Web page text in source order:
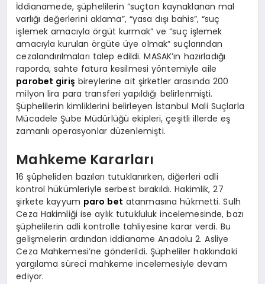
İddianamede, şüphelilerin “suçtan kaynaklanan mal
varlığı değerlerini aklama”, “yasa dışı bahis”, “suç
işlemek amacıyla örgüt kurmak” ve “suç işlemek
amacıyla kurulan örgüte üye olmak” suçlarından
cezalandırılmaları talep edildi. MASAK’ın hazırladığı
raporda, sahte fatura kesilmesi yöntemiyle aile
parobet giriş bireylerine ait şirketler arasında 200
milyon lira para transferi yapıldığı belirlenmişti.
Şüphelilerin kimliklerini belirleyen İstanbul Mali Suçlarla
Mücadele Şube Müdürlüğü ekipleri, çeşitli illerde eş
zamanlı operasyonlar düzenlemişti.
Mahkeme Kararları
16 şüpheliden bazıları tutuklanırken, diğerleri adli
kontrol hükümleriyle serbest bırakıldı. Hakimlik, 27
şirkete kayyum paro bet atanmasına hükmetti. Sulh
Ceza Hakimliği ise aylık tutukluluk incelemesinde, bazı
şüphelilerin adli kontrolle tahliyesine karar verdi. Bu
gelişmelerin ardından iddianame Anadolu 2. Asliye
Ceza Mahkemesi’ne gönderildi. Şüpheliler hakkındaki
yargılama süreci mahkeme incelemesiyle devam
ediyor.